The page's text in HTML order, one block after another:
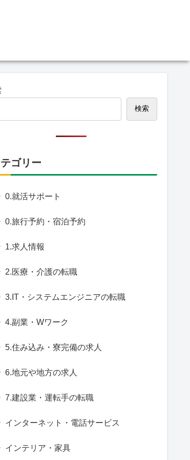
検索
ゴリー
0.就活サポート
0.旅行予約・宿泊予約
1.求人情報
2.医療・介護の転職
3.IT・システムエンジニアの転職
4.副業・Wワーク
5.住み込み・寮完備の求人
6.地元や地方の求人
7.建設業・運転手の転職
インターネット・電話サービス
インテリア・家具